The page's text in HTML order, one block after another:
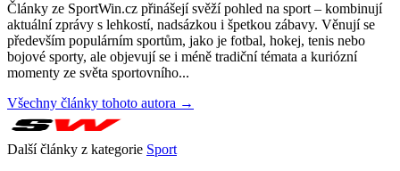
Články ze SportWin.cz přinášejí svěží pohled na sport – kombinují
aktuální zprávy s lehkostí, nadsázkou i špetkou zábavy. Věnují se
především populárním sportům, jako je fotbal, hokej, tenis nebo
bojové sporty, ale objevují se i méně tradiční témata a kuriózní
momenty ze světa sportovního...
Všechny články tohoto autora →
Další články z kategorie Sport